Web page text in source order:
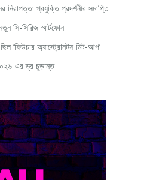
নিরাপত্তা প্রযুক্তি প্রদর্শনীর সমাপ্তি
সি-সিরিজ স্মার্টফোন
‘ফিউচার অ্যাস্ট্রোনটস মিট-আপ’
এর ড্র চূড়ান্ত